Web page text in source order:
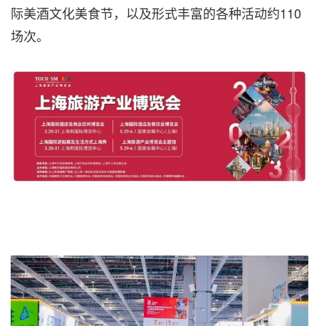
际美酒文化美食节，以及形式丰富的各种活动约110
场次。